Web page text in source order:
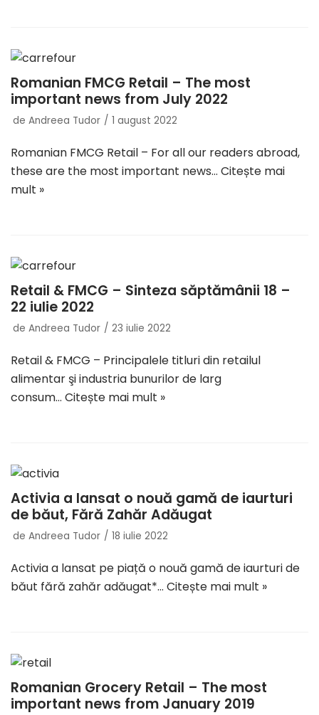
Romanian FMCG Retail – The most
important news from July 2022
de Andreea Tudor 1 august 2022
Romanian FMCG Retail – For all our readers abroad,
these are the most important news… Citește mai
mult »
Retail & FMCG – Sinteza săptămânii 18 –
22 iulie 2022
de Andreea Tudor 23 iulie 2022
Retail & FMCG – Principalele titluri din retailul
alimentar şi industria bunurilor de larg
consum… Citește mai mult »
Activia a lansat o nouă gamă de iaurturi
de băut, Fără Zahăr Adăugat
de Andreea Tudor 18 iulie 2022
Activia a lansat pe piață o nouă gamă de iaurturi de
băut fără zahăr adăugat*… Citește mai mult »
Romanian Grocery Retail – The most
important news from January 2019